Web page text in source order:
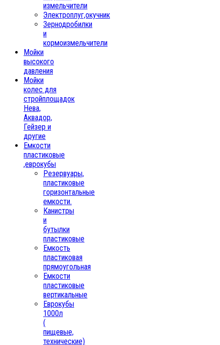
измельчители
Электроплуг,окучник
Зернодробилки
и
кормоизмельчители
Мойки
высокого
давления
Мойки
колес для
стройплощадок
Нева,
Аквадор,
Гейзер и
другие
Емкости
пластиковые
,еврокубы
Резервуары,
пластиковые
горизонтальные
емкости.
Канистры
и
бутылки
пластиковые
Емкость
пластиковая
прямоугольная
Емкости
пластиковые
вертикальные
Еврокубы
1000л
(
пищевые,
технические)